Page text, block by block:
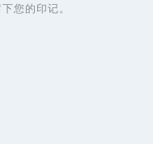
您的印记。